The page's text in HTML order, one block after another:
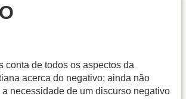
conta de todos os aspectos da
acerca do negativo; ainda não
necessidade de um discurso negativo